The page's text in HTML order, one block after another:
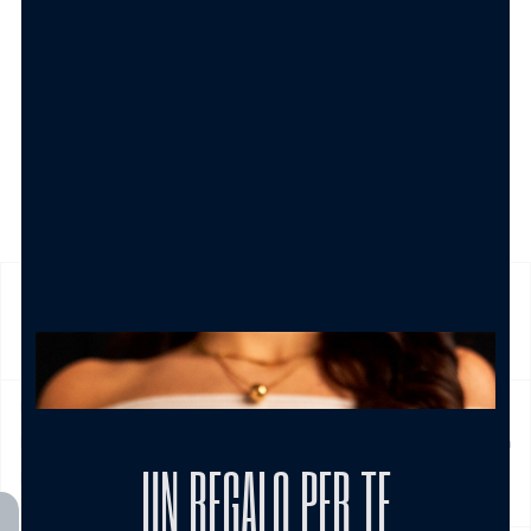
Prodotto in pronta consegna in 24/48h (esclusi Sabato,
Domenica e festivi) La spedizione ha un costo di 5€ in tutta
Italia , è gratis per ordini pari e/o superiori a € 39,00
UN REGALO PER TE